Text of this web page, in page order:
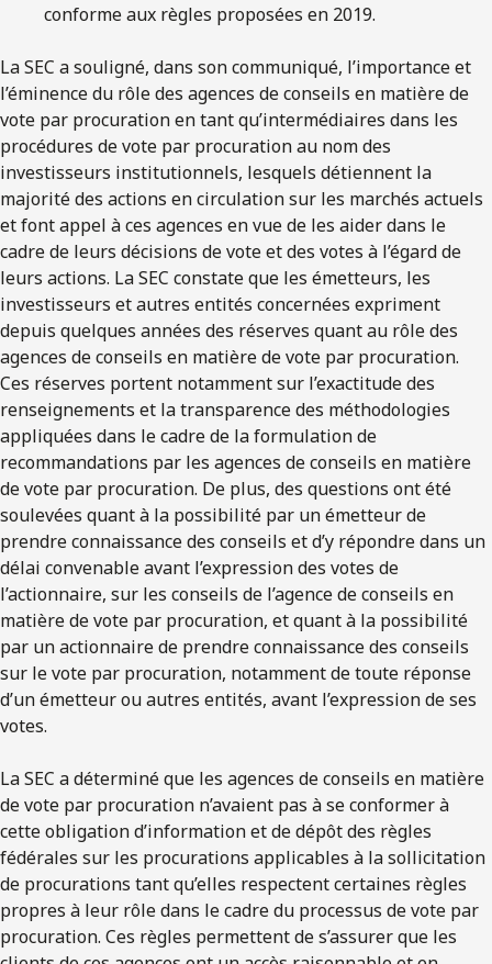
conforme aux règles proposées en 2019.
La SEC a souligné, dans son communiqué, l’importance et
l’éminence du rôle des agences de conseils en matière de
vote par procuration en tant qu’intermédiaires dans les
procédures de vote par procuration au nom des
investisseurs institutionnels, lesquels détiennent la
majorité des actions en circulation sur les marchés actuels
et font appel à ces agences en vue de les aider dans le
cadre de leurs décisions de vote et des votes à l’égard de
leurs actions. La SEC constate que les émetteurs, les
investisseurs et autres entités concernées expriment
depuis quelques années des réserves quant au rôle des
agences de conseils en matière de vote par procuration.
Ces réserves portent notamment sur l’exactitude des
renseignements et la transparence des méthodologies
appliquées dans le cadre de la formulation de
recommandations par les agences de conseils en matière
de vote par procuration. De plus, des questions ont été
soulevées quant à la possibilité par un émetteur de
prendre connaissance des conseils et d’y répondre dans un
délai convenable avant l’expression des votes de
l’actionnaire, sur les conseils de l’agence de conseils en
matière de vote par procuration, et quant à la possibilité
par un actionnaire de prendre connaissance des conseils
sur le vote par procuration, notamment de toute réponse
d’un émetteur ou autres entités, avant l’expression de ses
votes.
La SEC a déterminé que les agences de conseils en matière
de vote par procuration n’avaient pas à se conformer à
cette obligation d’information et de dépôt des règles
fédérales sur les procurations applicables à la sollicitation
de procurations tant qu’elles respectent certaines règles
propres à leur rôle dans le cadre du processus de vote par
procuration. Ces règles permettent de s’assurer que les